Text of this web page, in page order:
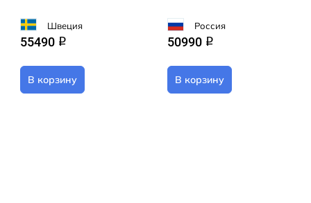
Швеция
55490 q
В корзину
Россия
50990 q
В корзину